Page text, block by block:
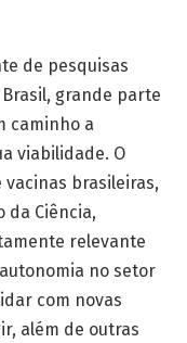
de pesquisas
grande parte
caminho a
viabilidade. O
brasileiras,
da Ciência,
relevante
no setor
com novas
além de outras